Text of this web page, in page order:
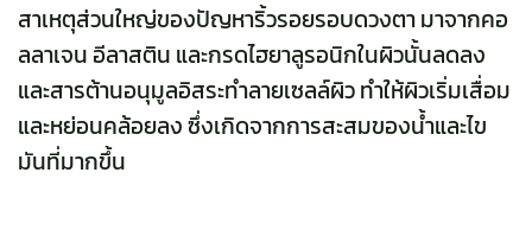
สาเหตุส่วนใหญ่ของปัญหาริ้วรอยรอบดวงตา มาจากคอ
ลลาเจน อีลาสติน และกรดไฮยาลูรอนิกในผิวนั้นลดลง
และสารต้านอนุมูลอิสระทำลายเซลล์ผิว ทำให้ผิวเริ่มเสื่อม
และหย่อนคล้อยลง ซึ่งเกิดจากการสะสมของน้ำและไข
มันที่มากขึ้น